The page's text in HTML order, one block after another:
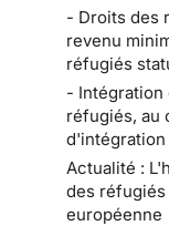
- Droits des
revenu
réfugiés
- Intégration
réfugiés, au
d'intégration
Actualité :
des
européenne